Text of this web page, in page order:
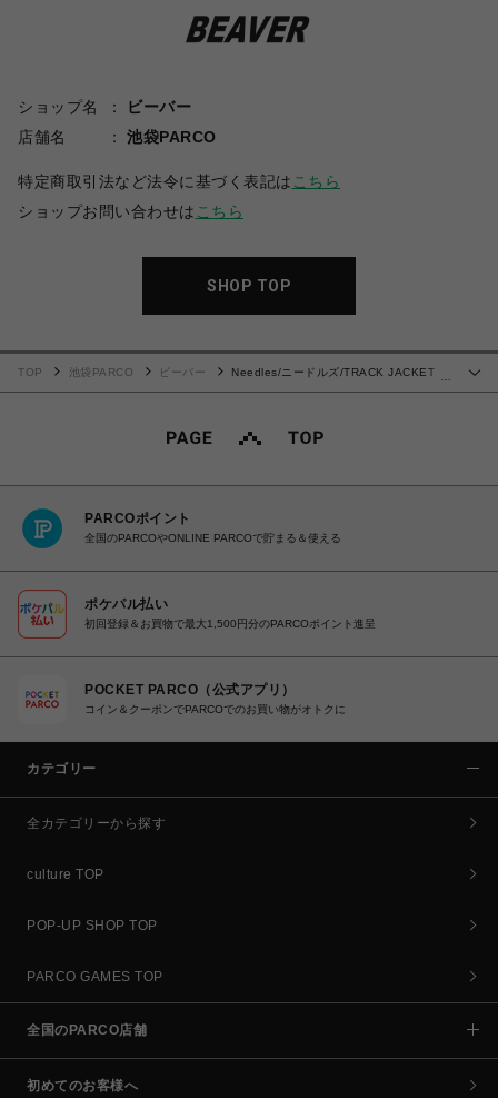
ショップ名
ビーバー
店舗名
池袋PARCO
特定商取引法など法令に基づく表記は こちら
ショップお問い合わせは こちら
SHOP TOP
TOP 池袋PARCO ビーバー
Needles/ニードルズ/TRACK JACKET -
PARCOポイント
全国のPARCOやONLINE PARCOで貯まる＆使える
ポケパル払い
初回登録＆お買物で最大1,500円分のPARCOポイント進呈
POCKET PARCO（公式アプリ）
コイン＆クーポンでPARCOでのお買い物がオトクに
カテゴリー
全カテゴリーから探す
culture TOP
POP-UP SHOP TOP
PARCO GAMES TOP
全国のPARCO店舗
初めてのお客様へ